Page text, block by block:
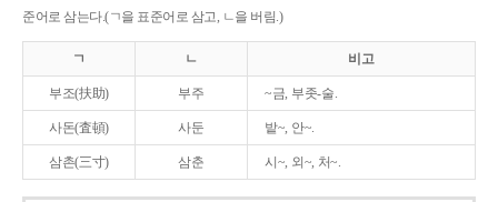
준어로 삼는다.(ㄱ을 표준어로 삼고, ㄴ을 버림.)
ㄱ ㄴ 비고
부조(扶助) 부주 ~금, 부좃-술.
사돈(査頓) 사둔 밭~, 안~.
삼촌(三寸) 삼춘 시~, 외~, 처~.